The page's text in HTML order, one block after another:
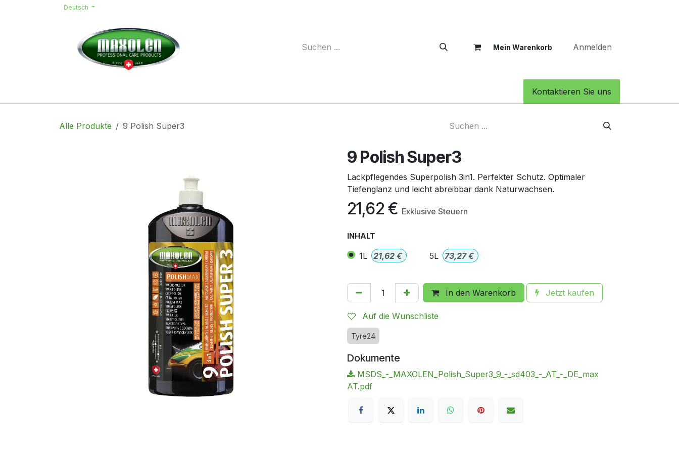
Zum Inhalt springenDeutsch
Mein Warenkorb Anmelden
Kontaktieren Sie uns
Alle Produkte 9 Polish Super3
9 Polish Super3
Lackpflegendes Superpolish 3in1. Perfekter Schutz. Optimaler
Tiefenglanz und leicht abreibbar dank Naturwachsen.
21,62 € Exklusive Steuern
INHALT
1L 21,62 € 5L 73,27€
In den Warenkorb Jetzt kaufen
Auf die Wunschliste
Tyre24
Dokumente
MSDS_-_MAXOLEN_Polish_Super3_9_-_sd403_-_AT_-_DE_max
AT.pdf